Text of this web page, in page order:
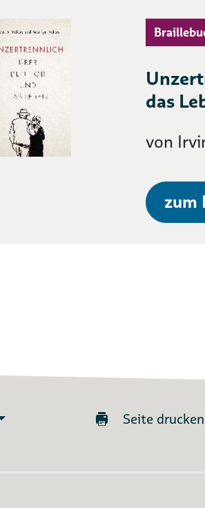
das
von
zum
Seite drucken